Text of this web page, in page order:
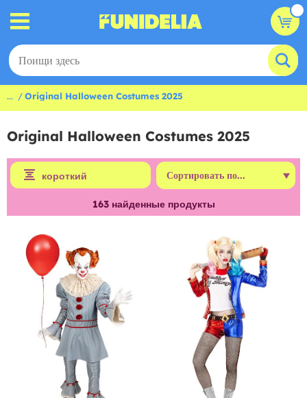
... Original Halloween Costumes 2025
Original Halloween Costumes 2025
короткий
163найденные продукты